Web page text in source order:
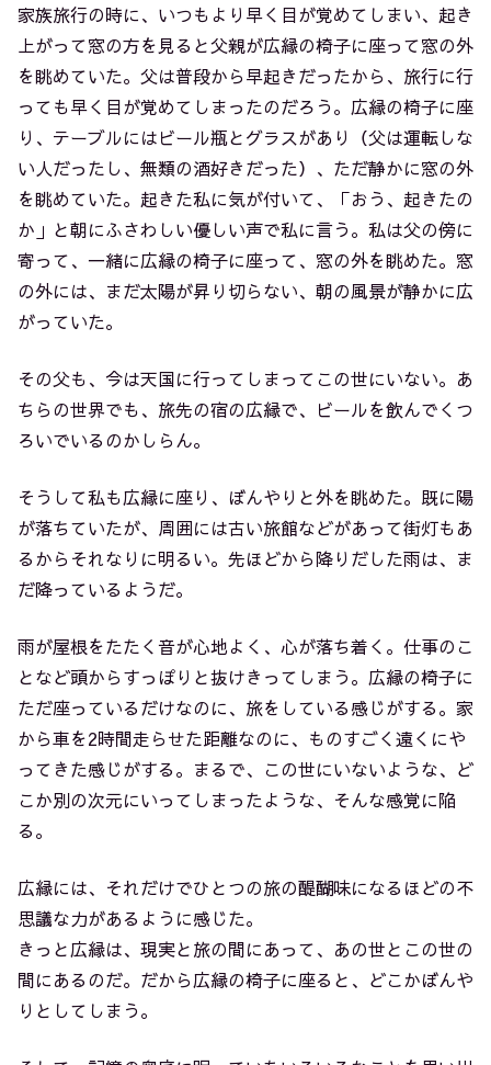
家族旅行の時に、いつもより早く目が覚めてしまい、起き
上がって窓の方を見ると父親が広縁の椅子に座って窓の外
を眺めていた。父は普段から早起きだったから、旅行に行
っても早く目が覚めてしまったのだろう。広縁の椅子に座
り、テーブルにはビール瓶とグラスがあり（父は運転しな
い人だったし、無類の酒好きだった）、ただ静かに窓の外
を眺めていた。起きた私に気が付いて、「おう、起きたの
か」と朝にふさわしい優しい声で私に言う。私は父の傍に
寄って、一緒に広縁の椅子に座って、窓の外を眺めた。窓
の外には、まだ太陽が昇り切らない、朝の風景が静かに広
がっていた。
その父も、今は天国に行ってしまってこの世にいない。あ
ちらの世界でも、旅先の宿の広縁で、ビールを飲んでくつ
ろいでいるのかしらん。
そうして私も広縁に座り、ぼんやりと外を眺めた。既に陽
が落ちていたが、周囲には古い旅館などがあって街灯もあ
るからそれなりに明るい。先ほどから降りだした雨は、ま
だ降っているようだ。
雨が屋根をたたく音が心地よく、心が落ち着く。仕事のこ
となど頭からすっぽりと抜けきってしまう。広縁の椅子に
ただ座っているだけなのに、旅をしている感じがする。家
から車を2時間走らせた距離なのに、ものすごく遠くにや
ってきた感じがする。まるで、この世にいないような、ど
こか別の次元にいってしまったような、そんな感覚に陥
る。
広縁には、それだけでひとつの旅の醍醐味になるほどの不
思議な力があるように感じた。
きっと広縁は、現実と旅の間にあって、あの世とこの世の
間にあるのだ。だから広縁の椅子に座ると、どこかぼんや
りとしてしまう。